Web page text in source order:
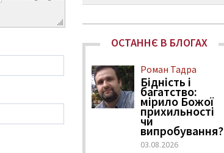
ОСТАННЄ В БЛОГАХ
Роман Тадра
Бідність і
багатство:
мірило Божої
прихильності
чи
випробування?
03.08.2026